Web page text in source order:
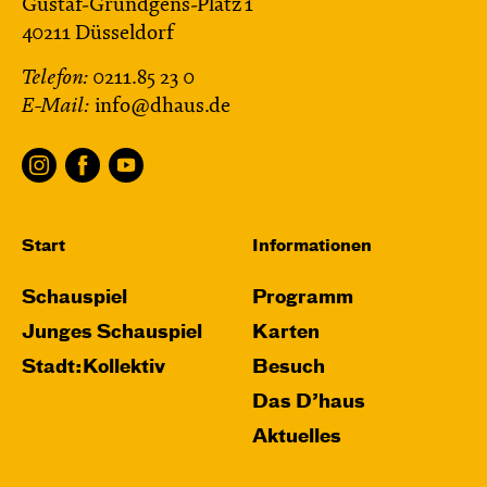
Gustaf-Gründgens-Platz 1
40211 Düsseldorf
Telefon: 0211.85 23 0
E-Mail: info@dhaus.de
Start
Schauspiel
Junges Schauspiel
Stadt:Kollektiv
Informationen
Programm
Karten
Besuch
Das D’haus
Aktuelles